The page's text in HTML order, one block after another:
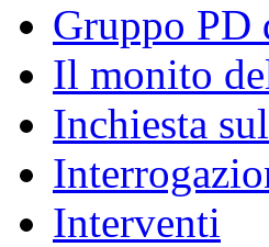
Gruppo PD
Il monito
Inchiesta
Interventi